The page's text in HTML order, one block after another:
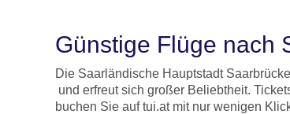
Günstige Flüge nach
Die Saarländische Hauptstadt
und erfreut sich großer Beliebtheit.
buchen Sie auf tui.at mit nur wenigen